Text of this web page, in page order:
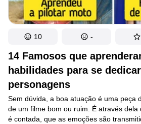
14 Famosos que
habilidades para se
personagens
Sem dúvida, a boa atuação é uma peça
de um filme bom ou ruim. É através dela
é contada, que as emoções são
10 -